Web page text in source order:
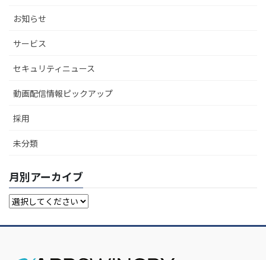
お知らせ
サービス
セキュリティニュース
動画配信情報ピックアップ
採用
未分類
月別アーカイブ